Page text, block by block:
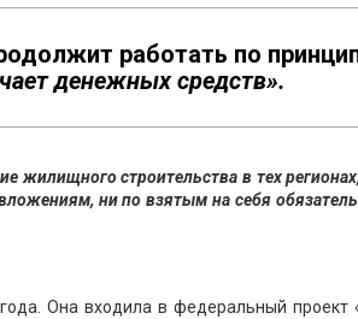
работать по
денежных средств».
жилищного строительства в тех
ни по взятым на себя
Она входила в федеральный проект